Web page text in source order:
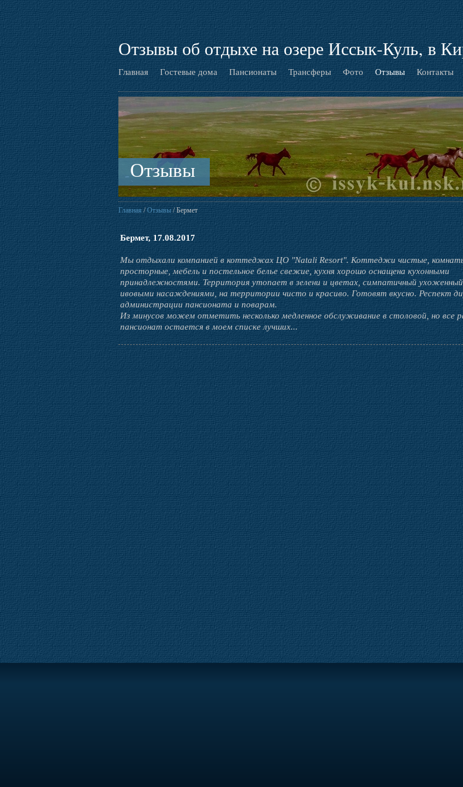
Отзывы об отдыхе на озере Иссык-Куль, в
Главная Гостевые дома Пансионаты Трансферы Фото Отзывы Контакты
Отзывы
Главная /Отзывы/ Бермет
Бермет, 17.08.2017
Мы отдыхали компанией в коттеджах ЦО "Natali Resort". Коттеджи чистые,
просторные, мебель и постельное белье свежие, кухня хорошо оснащена кухонными
принадлежностями. Территория утопает в зелени и цветах, симпатичный
ивовыми насаждениями, на территории чисто и красиво. Готовят вкусно. Респект
администрации пансионата и поварам.
Из минусов можем отметить несколько медленное обслуживание в столовой, но все
пансионат остается в моем списке лучших...